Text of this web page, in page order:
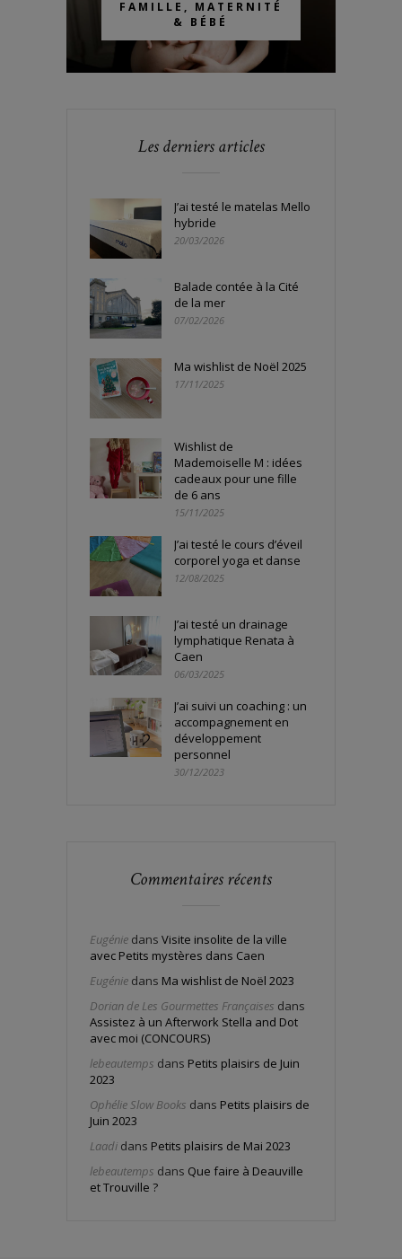
FAMILLE, MATERNITÉ
& BÉBÉ
Les derniers articles
J’ai testé le matelas Mello
hybride
20/03/2026
Balade contée à la Cité
de la mer
07/02/2026
Ma wishlist de Noël 2025
17/11/2025
Wishlist de
Mademoiselle M : idées
cadeaux pour une fille
de 6 ans
15/11/2025
J’ai testé le cours d’éveil
corporel yoga et danse
12/08/2025
J’ai testé un drainage
lymphatique Renata à
Caen
06/03/2025
J’ai suivi un coaching : un
accompagnement en
développement
personnel
30/12/2023
Commentaires récents
Eugénie dans Visite insolite de la ville
avec Petits mystères dans Caen
Eugénie dans Ma wishlist de Noël 2023
Dorian de Les Gourmettes Françaises dans
Assistez à un Afterwork Stella and Dot
avec moi (CONCOURS)
lebeautemps dans Petits plaisirs de Juin
2023
Ophélie Slow Books dans Petits plaisirs de
Juin 2023
Laadi dans Petits plaisirs de Mai 2023
lebeautemps dans Que faire à Deauville
et Trouville ?